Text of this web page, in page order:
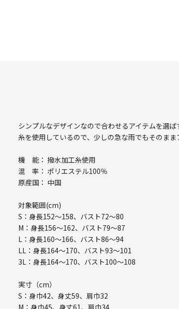
シンプルなデザインなので合わせるアイテムを選
糸を使用しているので、少しの急な雨でもそのまま
機 能： 撥水加工糸使用
混 率： ポリエステル100％
原産国： 中国
対象範囲(cm)
S：身長152～158、バスト72～80
M：身長156～162、バスト79～87
L：身長160～166、バスト86～94
LL：身長164～170、バスト93～101
3L：身長164～170、バスト100～108
実寸（cm）
S：身巾42、身丈59、肩巾32